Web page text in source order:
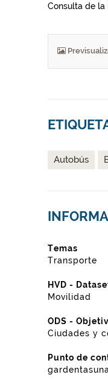
Consulta de la
Autobús
Temas
Transporte
HVD -
Movilidad
ODS -
Ciudades y
Punto de